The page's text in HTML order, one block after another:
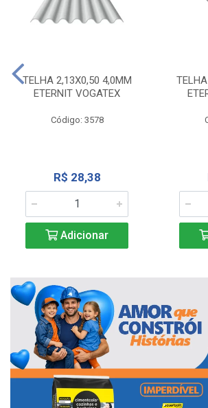
TELHA 2,13X0,50 4,0MM
ETERNIT VOGATEX
Código: 3578
R$ 28,38
Adicionar